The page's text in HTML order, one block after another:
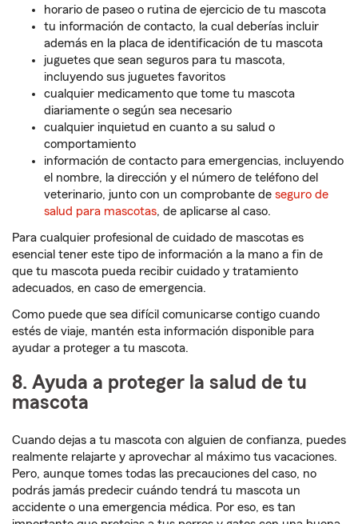
horario de paseo o rutina de ejercicio de tu mascota
tu información de contacto, la cual deberías incluir
además en la placa de identificación de tu mascota
juguetes que sean seguros para tu mascota,
incluyendo sus juguetes favoritos
cualquier medicamento que tome tu mascota
diariamente o según sea necesario
cualquier inquietud en cuanto a su salud o
comportamiento
información de contacto para emergencias, incluyendo
el nombre, la dirección y el número de teléfono del
veterinario, junto con un comprobante de seguro de
salud para mascotas, de aplicarse al caso.
Para cualquier profesional de cuidado de mascotas es
esencial tener este tipo de información a la mano a fin de
que tu mascota pueda recibir cuidado y tratamiento
adecuados, en caso de emergencia.
Como puede que sea difícil comunicarse contigo cuando
estés de viaje, mantén esta información disponible para
ayudar a proteger a tu mascota.
8. Ayuda a proteger la salud de tu
mascota
Cuando dejas a tu mascota con alguien de confianza, puedes
realmente relajarte y aprovechar al máximo tus vacaciones.
Pero, aunque tomes todas las precauciones del caso, no
podrás jamás predecir cuándo tendrá tu mascota un
accidente o una emergencia médica. Por eso, es tan